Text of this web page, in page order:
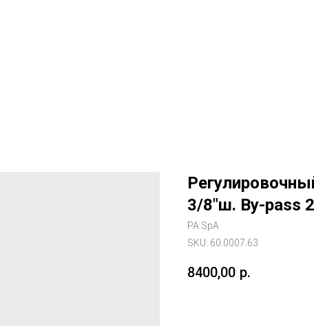
3/8"ш. By-pass
PA SpA
SKU: 60.0007.63
8400,00 р.